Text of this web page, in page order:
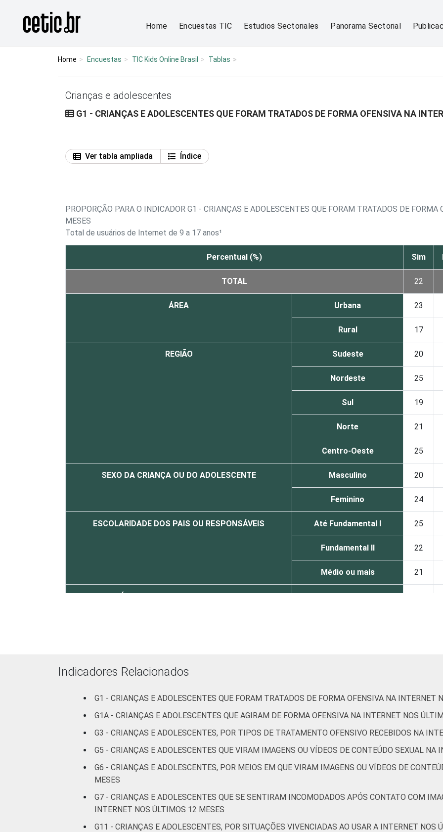
Página inicial
Home Encuestas TIC Estudios Sectoriales Panorama Sectorial
Home Encuestas TIC Kids Online Brasil Tablas
Crianças e adolescentes
G1 - CRIANÇAS E ADOLESCENTES QUE FORAM TRATADOS DE FORMA OFENSIVA NA
Ver tabla ampliada
Índice
PROPORÇÃO PARA O INDICADOR G1 - CRIANÇAS E ADOLESCENTES QUE FORAM TRATADOS DE
MESES
Total de usuários de Internet de 9 a 17 anos¹
Percentual (%) Sim
TOTAL 22
ÁREA Urbana 23
Rural 17
REGIÃO Sudeste 20
Nordeste 25
Sul 19
Norte 21
Centro-Oeste 25
SEXO DA CRIANÇA OU DO ADOLESCENTE Masculino 20
Feminino 24
ESCOLARIDADE DOS PAIS OU RESPONSÁVEIS Até Fundamental I 25
Fundamental II 22
Médio ou mais 21
FAIXA ETÁRIA DA CRIANÇA OU DO ADOLESCENTE De 9 a 10 anos
RENDA FAMILIAR Até 1 SM 22
Mais de 1 SM até 2 SM 22
Mais de 3 SM 23
Não tem renda
Indicadores Relacionados
G1 - CRIANÇAS E ADOLESCENTES QUE FORAM TRATADOS DE FORMA OFENSIVA NA INTERNET
G1A - CRIANÇAS E ADOLESCENTES QUE AGIRAM DE FORMA OFENSIVA NA INTERNET NOS
G3 - CRIANÇAS E ADOLESCENTES, POR TIPOS DE TRATAMENTO OFENSIVO RECEBIDOS NA
G5 - CRIANÇAS E ADOLESCENTES QUE VIRAM IMAGENS OU VÍDEOS DE CONTEÚDO SEXUAL
G6 - CRIANÇAS E ADOLESCENTES, POR MEIOS EM QUE VIRAM IMAGENS OU VÍDEOS DE
MESES
G7 - CRIANÇAS E ADOLESCENTES QUE SE SENTIRAM INCOMODADOS APÓS CONTATO COM
INTERNET NOS ÚLTIMOS 12 MESES
G11 - CRIANÇAS E ADOLESCENTES, POR SITUAÇÕES VIVENCIADAS AO USAR A INTERNET NOS